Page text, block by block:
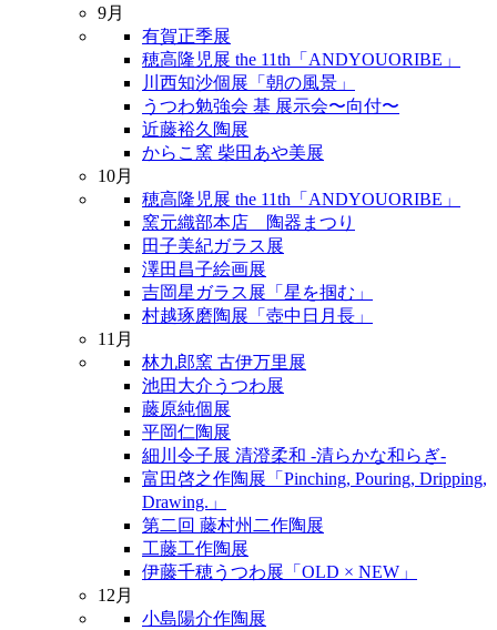
9月
有賀正季展
穂高隆児展 the 11th「ANDYOUORIBE」
川西知沙個展「朝の風景」
うつわ勉強会 基 展示会〜向付〜
近藤裕久陶展
からこ窯 柴田あや美展
10月
穂高隆児展 the 11th「ANDYOUORIBE」
窯元織部本店 陶器まつり
田子美紀ガラス展
澤田昌子絵画展
吉岡星ガラス展「星を掴む」
村越琢磨陶展「壺中日月長」
11月
林九郎窯 古伊万里展
池田大介うつわ展
藤原純個展
平岡仁陶展
細川令子展 清澄柔和 -清らかな和らぎ-
富田啓之作陶展「Pinching, Pouring, Dripping,
Drawing.」
第二回 藤村州二作陶展
工藤工作陶展
伊藤千穂うつわ展「OLD × NEW」
12月
小島陽介作陶展